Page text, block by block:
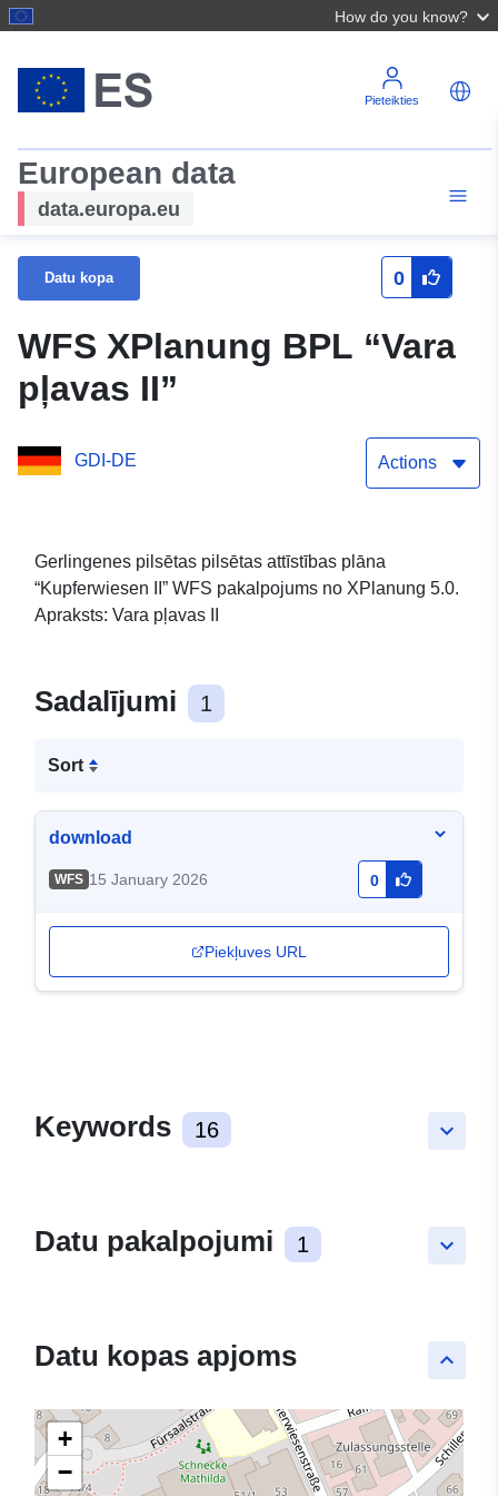
How do you know?
Pieteikties
European data
data.europa.eu
Datu kopa 0
WFS XPlanung BPL “Vara
pļavas II”
GDI-DE Actions
Gerlingenes pilsētas pilsētas attīstības plāna
“Kupferwiesen II” WFS pakalpojums no XPlanung 5.0.
Apraksts: Vara pļavas II
Sadalījumi 1
Sort
download
WFS 15 January 2026 0
Piekļuves URL
keyboard_arrow_down
Keywords 16
keyboard_arrow_down
Datu pakalpojumi 1
keyboard_arrow_up
Datu kopas apjoms
+
−